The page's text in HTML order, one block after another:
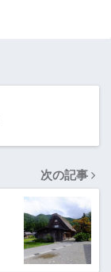
次の記事